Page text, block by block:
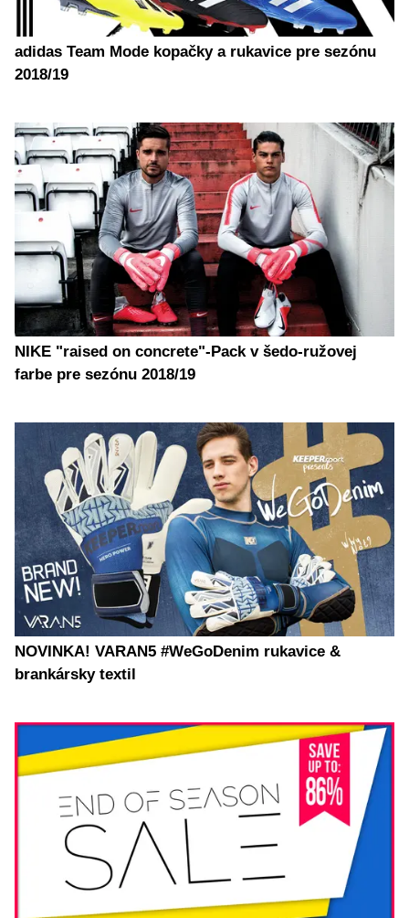
adidas Team Mode kopačky a rukavice pre sezónu
2018/19
NIKE "raised on concrete"-Pack v šedo-ružovej
farbe pre sezónu 2018/19
NOVINKA! VARAN5 #WeGoDenim rukavice &
brankársky textil